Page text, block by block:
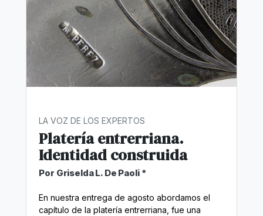
LA VOZ DE LOS EXPERTOS
Platería entrerriana.
Identidad construida
Por Griselda L. De Paoli *
En nuestra entrega de agosto abordamos el
capítulo de la platería entrerriana, fue una